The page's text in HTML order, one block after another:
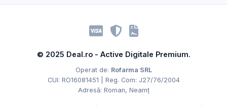
© 2025 Deal.ro - Active Digitale Premium.
Operat de: Rofarma SRL
CUI: RO16081451 | Reg. Com: J27/76/2004
Adresă: Roman, Neamț